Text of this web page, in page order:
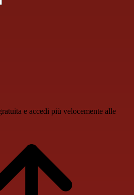
e accedi più velocemente alle